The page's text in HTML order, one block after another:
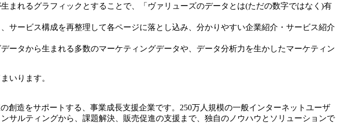
まれるグラフィックとすることで、「ヴァリューズのデータとは(ただの数字ではなく)有
サービス構成を再整理して各ページに落とし込み、分かりやすい企業紹介・サービス紹介
ータから生まれる多数のマーケティングデータや、データ分析力を生かしたマーケティン
いります。
造をサポートする、事業成長支援企業です。250万人規模の一般インターネットユーザ
サルティングから、課題解決、販売促進の支援まで、独自のノウハウとソリューションで